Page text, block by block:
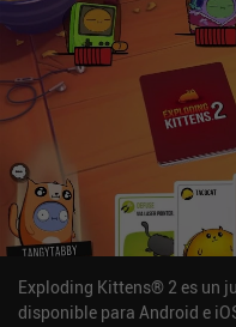
Exploding Kittens® 2 es un
disponible para Android e